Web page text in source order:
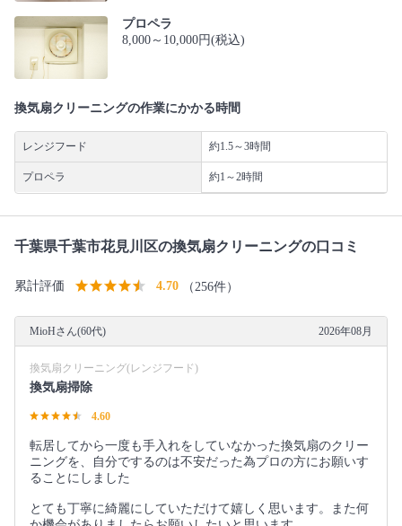
プロペラ
8,000～10,000円(税込)
換気扇クリーニングの作業にかかる時間
レンジフード 約1.5～3時間
プロペラ 約1～2時間
千葉県千葉市花見川区の換気扇クリーニングの口コミ
累計評価 4.70 （256件）
MioHさん(60代) 2026年08月
換気扇クリーニング(レンジフード)
換気扇掃除
4.60
転居してから一度も手入れをしていなかった換気扇のクリー
ニングを、自分でするのは不安だった為プロの方にお願いす
ることにしました
とても丁寧に綺麗にしていただけて嬉しく思います。また何